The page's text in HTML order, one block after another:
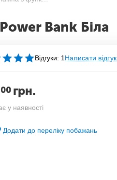
Bank Біла
Відгуки: 1 Написати відгук
00 грн.
у наявності
Додати до переліку побажань